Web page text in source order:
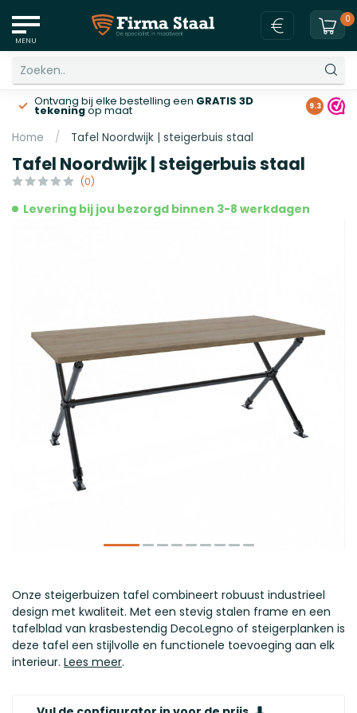
MENU
0
Ontvang bij elke bestelling een GRATIS 3D
tekeningop maat Gratis
9.3
Home / Tafel Noordwijk | steigerbuis staal
Tafel Noordwijk | steigerbuis staal
(0)
Levering bij jou bezorgd binnen 3-8 werkdagen
Onze steigerbuizen tafel combineert robuust industrieel
design met kwaliteit. Met een stevig stalen frame en een
tafelblad van krasbestendig DecoLegno of steigerplanken is
deze tafel een stijlvolle en functionele toevoeging aan elk
interieur. Lees meer.